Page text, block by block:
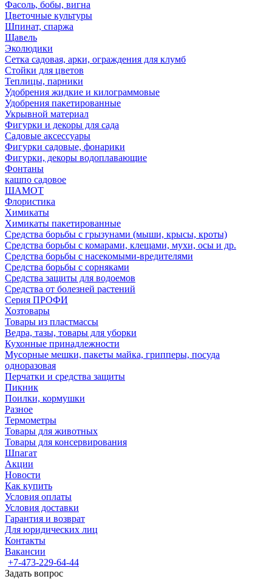
Фасоль, бобы, вигна
Цветочные культуры
Шпинат, спаржа
Щавель
Эколюдики
Сетка садовая, арки, ограждения для клумб
Стойки для цветов
Теплицы, парники
Удобрения жидкие и килограммовые
Удобрения пакетированные
Укрывной материал
Фигурки и декоры для сада
Садовые аксессуары
Фигурки садовые, фонарики
Фигурки, декоры водоплавающие
Фонтаны
кашпо садовое
ШАМОТ
Флористика
Химикаты
Химикаты пакетированные
Средства борьбы с грызунами (мыши, крысы, кроты)
Средства борьбы с комарами, клещами, мухи, осы и др.
Средства борьбы с насекомыми-вредителями
Средства борьбы с сорняками
Средства защиты для водоемов
Средства от болезней растений
Серия ПРОФИ
Хозтовары
Товары из пластмассы
Ведра, тазы, товары для уборки
Кухонные принадлежности
Мусорные мешки, пакеты майка, грипперы, посуда
одноразовая
Перчатки и средства защиты
Пикник
Поилки, кормушки
Разное
Термометры
Товары для животных
Товары для консервирования
Шпагат
Акции
Новости
Как купить
Условия оплаты
Условия доставки
Гарантия и возврат
Для юридических лиц
Контакты
Вакансии
+7-473-229-64-44
Задать вопрос